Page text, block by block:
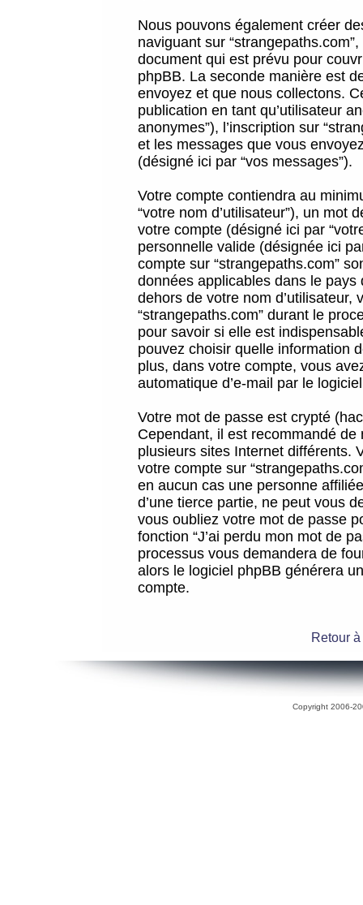
Nous pouvons également créer
naviguant sur
document qui est prévu pour
phpBB. La seconde manière est
envoyez et que nous collectons.
publication en tant qu’utilisateur
anonymes”), l’inscription sur
et les messages que vous
(désigné ici par “vos messages”).
Votre compte contiendra au
“votre nom d’utilisateur”), un mot
votre compte (désigné ici par
personnelle valide (désignée ici
compte sur “strangepaths.com”
données applicables dans le
dehors de votre nom
“strangepaths.com” durant le
pour savoir si elle est
pouvez choisir quelle information
plus, dans votre compte, vous
automatique d’e-mail par le
Votre mot de passe est crypté
Cependant, il est recommandé
plusieurs sites Internet différents.
votre compte sur
en aucun cas une personne
d’une tierce partie, ne peut vous
vous oubliez votre mot de passe
fonction “J’ai perdu mon mot de
processus vous demandera de
alors le logiciel phpBB générera
compte.
Retour
Copyright 2006-